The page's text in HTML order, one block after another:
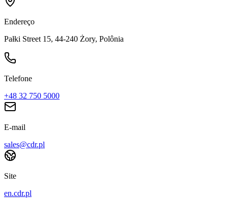
Endereço
Pałki Street 15, 44-240 Żory, Polônia
Telefone
+48 32 750 5000
E-mail
sales@cdr.pl
Site
en.cdr.pl